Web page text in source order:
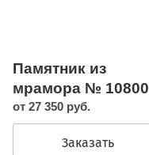
Памятник из
мрамора № 10800
от 27 350 руб.
Заказать